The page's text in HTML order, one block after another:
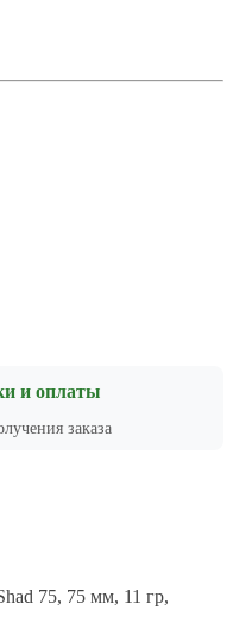
и оплаты
заказа
75, 75 мм, 11 гр,